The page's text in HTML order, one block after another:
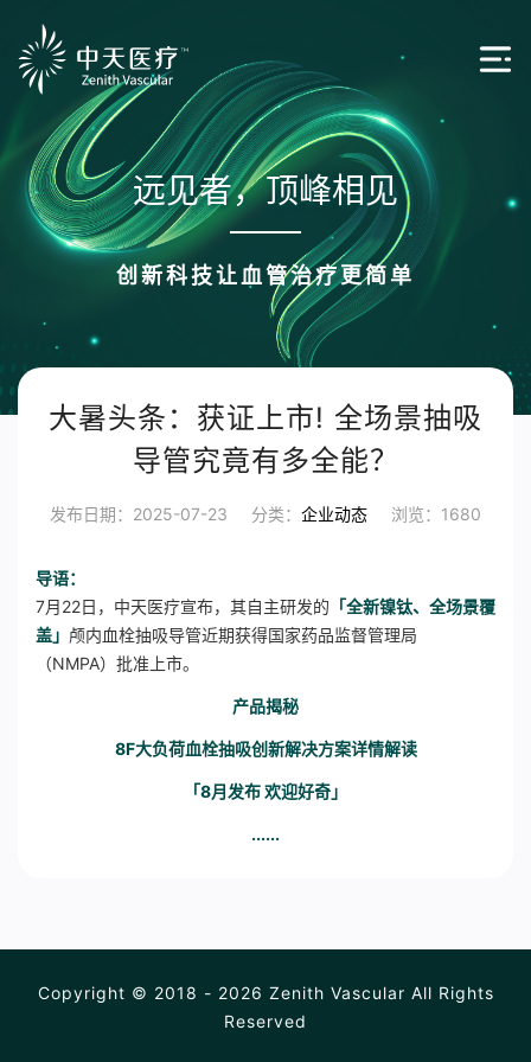
远见者，顶峰相见
创新科技让血管治疗更简单
大暑头条：获证上市! 全场景抽吸
导管究竟有多全能？
发布日期：2025-07-23 分类： 企业动态 浏览：1680
导语：
7月22日，中天医疗宣布，其自主研发的 「全新镍钛、全场景覆
盖」 颅内血栓抽吸导管近期获得国家药品监督管理局
（NMPA）批准上市。
产品揭秘
8F大负荷血栓抽吸创新解决方案详情解读
「8月发布欢迎好奇」
......
Copyright © 2018 - 2026 Zenith Vascular All Rights
Reserved